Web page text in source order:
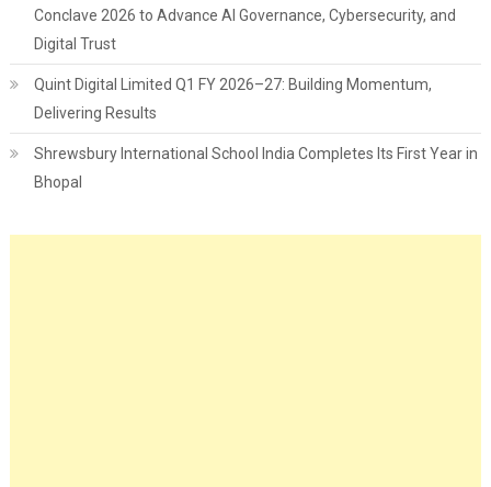
Conclave 2026 to Advance AI Governance, Cybersecurity, and
Digital Trust
Quint Digital Limited Q1 FY 2026–27: Building Momentum,
Delivering Results
Shrewsbury International School India Completes Its First Year in
Bhopal